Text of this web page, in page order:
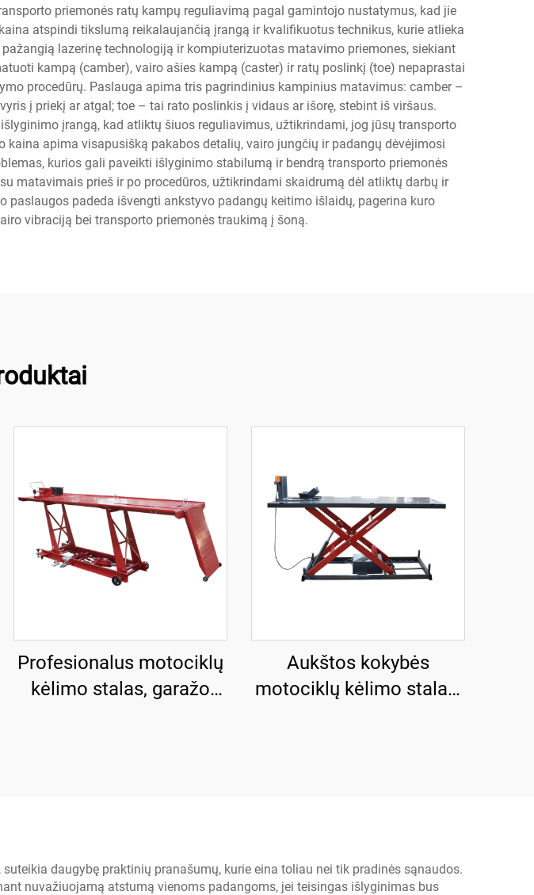
priemonės ratų kampų reguliavimą pagal gamintojo nustatymus, kad jie
atspindi tikslumą reikalaujančią įrangą ir kvalifikuotus technikus, kurie atlieka
lazerinę technologiją ir kompiuterizuotas matavimo priemones, siekiant
kampą (camber), vairo ašies kampą (caster) ir ratų poslinkį (toe) nepaprastai
procedūrų. Paslauga apima tris pagrindinius kampinius matavimus: camber –
į priekį ar atgal; toe – tai rato poslinkis į vidaus ar išorę, stebint iš viršaus.
įrangą, kad atliktų šiuos reguliavimus, užtikrindami, jog jūsų transporto
apima visapusišką pakabos detalių, vairo jungčių ir padangų dėvėjimosi
kurios gali paveikti išlyginimo stabilumą ir bendrą transporto priemonės
matavimais prieš ir po procedūros, užtikrindami skaidrumą dėl atliktų darbų ir
padeda išvengti ankstyvo padangų keitimo išlaidų, pagerina kuro
vibraciją bei transporto priemonės traukimą į šoną.
Profesionalus motociklų
kėlimo stalas, garažo
Aukštos kokybės
motociklų kėlimo stalas,
daugybę praktinių pranašumų, kurie eina toliau nei tik pradinės sąnaudos.
nuvažiuojamą atstumą vienoms padangoms, jei teisingas išlyginimas bus